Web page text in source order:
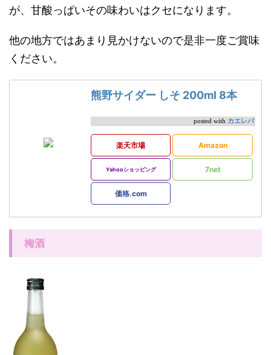
が、甘酸っぱいその味わいはクセになります。
他の地方ではあまり見かけないので是非一度ご賞味
ください。
熊野サイダー しそ 200ml 8本
posted with カエレバ
楽天市場 Amazon
Yahooショッピング 7net
価格.com
梅酒